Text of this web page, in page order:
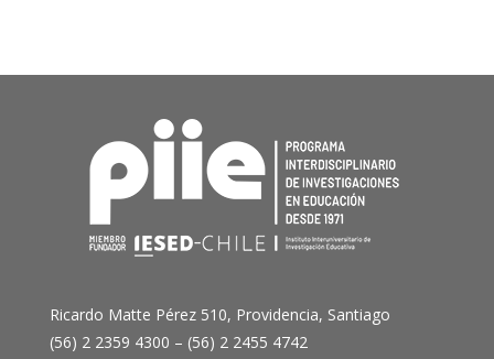
Ricardo Matte Pérez 510, Providencia, Santiago
(56) 2 2359 4300 – (56) 2 2455 4742